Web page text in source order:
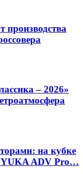
производства
– 2026»
на кубке
YUKA ADV Pro…